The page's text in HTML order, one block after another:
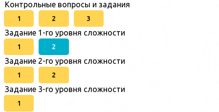
Контрольные вопросы и задания
1 2 3
Задание 1-го уровня сложности
1 2
Задание 2-го уровня сложности
1 2
Задание 3-го уровня сложности
1